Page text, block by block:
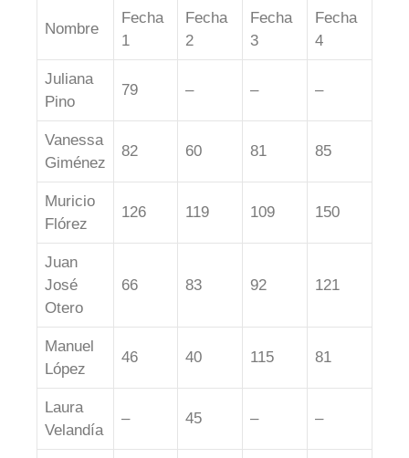
Nombre
Fecha
1
Fecha
2
Fecha
3
Fecha
4
Juliana
Pino
79 – – –
Vanessa
Giménez
82 60 81 85
Muricio
Flórez
126 119 109 150
Juan
José
Otero
66 83 92 121
Manuel
López
46 40 115 81
Laura
Velandía
– 45 – –